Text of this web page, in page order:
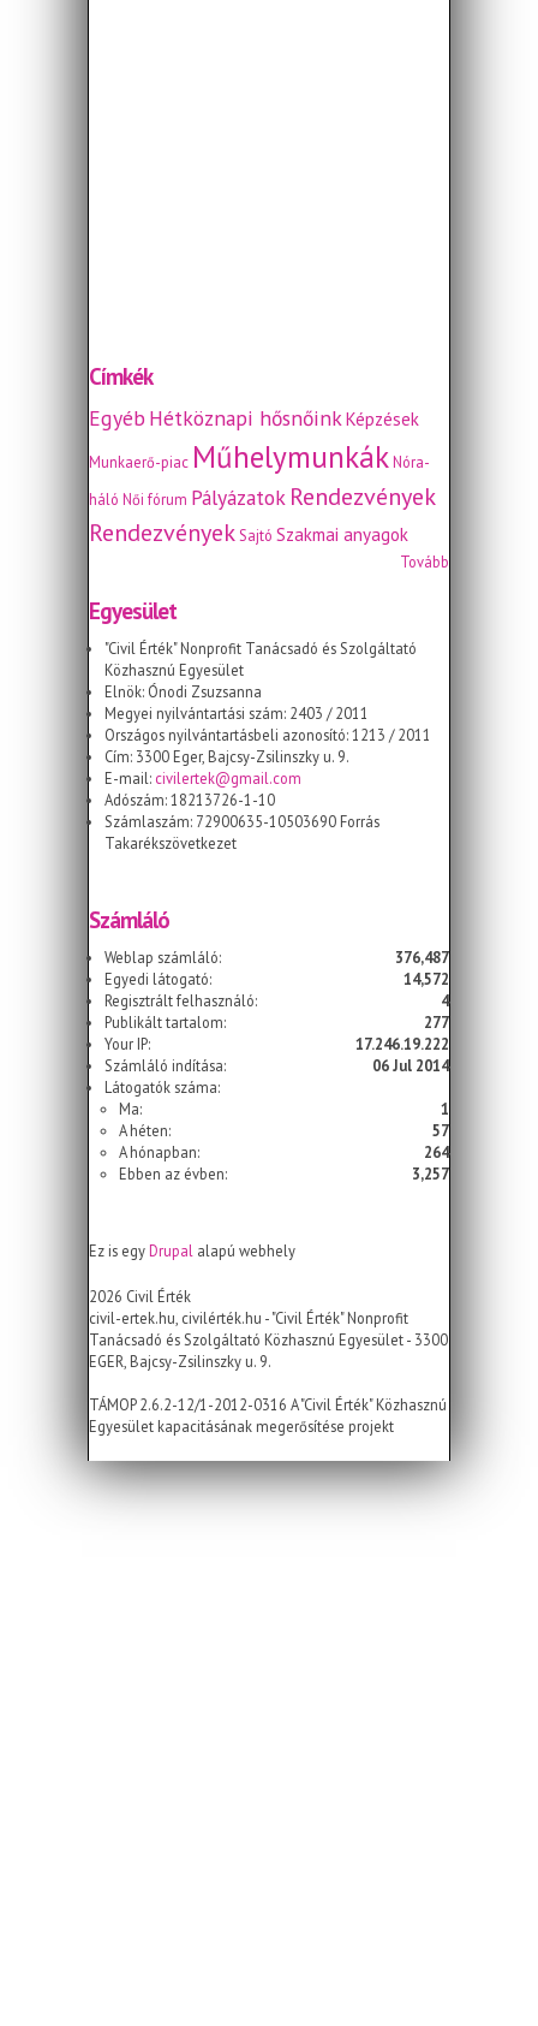
Címkék
EgyébHétköznapi hősnőinkKépzések
Munkaerő-piac MűhelymunkákNóra-
háló Női fórum Pályázatok Rendezvények
Rendezvények Sajtó Szakmai anyagok
Tovább
Egyesület
"Civil Érték" Nonprofit Tanácsadó és Szolgáltató
Közhasznú Egyesület
Elnök: Ónodi Zsuzsanna
Megyei nyilvántartási szám: 2403 / 2011
Országos nyilvántartásbeli azonosító: 1213 / 2011
Cím: 3300 Eger, Bajcsy-Zsilinszky u. 9.
E-mail: civilertek@gmail.com
Adószám: 18213726-1-10
Számlaszám: 72900635-10503690 Forrás
Takarékszövetkezet
Számláló
Weblap számláló:
376,487
Egyedi látogató:
14,572
Regisztrált felhasználó:
4
Publikált tartalom:
277
Your IP:
17.246.19.222
Számláló indítása:
06 Jul 2014
Látogatók száma:
Ma:
1
A héten:
57
A hónapban:
264
Ebben az évben:
3,257
Ez is egyDrupal alapú webhely
2026 Civil Érték
civil-ertek.hu, civilérték.hu - "Civil Érték" Nonprofit
Tanácsadó és Szolgáltató Közhasznú Egyesület - 3300
EGER, Bajcsy-Zsilinszky u. 9.
TÁMOP 2.6.2-12/1-2012-0316 A "Civil Érték" Közhasznú
Egyesület kapacitásának megerősítése projekt